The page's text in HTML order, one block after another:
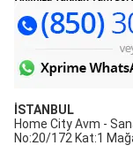
İSTANBUL
Home City Avm -
No:20/172 Kat:1